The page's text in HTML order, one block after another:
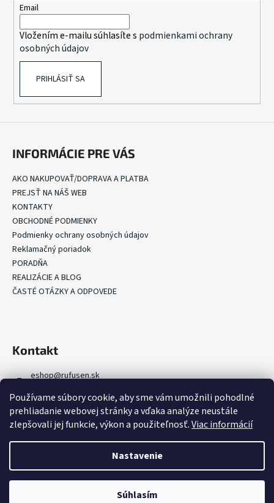
Používame súbory cookie, aby sme vám umožnili pohodlné
prehliadanie webovej stránky a vďaka analýze neustále
zlepšovali jej funkcie, výkon a použiteľnosť.Viac informácií
Nastavenie
Súhlasím
p
v
ý
u
Email
Vložením e-mailu súhlasíte s podmienkami ochrany
osobných údajov
PRIHLÁSIŤ SA
INFORMÁCIE PRE VÁS
AKO NAKUPOVAŤ/DOPRAVA A PLATBA
PREJSŤ NA NÁŠ WEB
KONTAKTY
OBCHODNÉ PODMIENKY
Podmienky ochrany osobných údajov
Reklamačný poriadok
PORADŇA
REALIZÁCIE A BLOG
ČASTÉ OTÁZKY A ODPOVEDE
Kontakt
eshop@rufusen.sk
+421 907 336 918
FB Rufusen Zelená strecha
rufusen.zelenestrechy
YouTube Rufusen Zelená strecha
Rufusen Zelená strecha